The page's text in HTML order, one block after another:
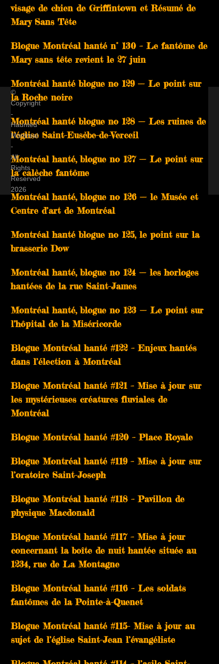
visage de chien de Griffintown et Résumé de
Mary Sans Tête
Blogue Montréal hanté n° 130 – Le fantôme de
Mary sans tête revient le 27 juin
Montréal hanté blogue no 129 — Le point sur
la Roche noire
Montréal hanté blogue no 128 — Les ruines de
l’église Saint-Eusèbe-de-Verceil
Montréal hanté, blogue no 127 — Le point sur
la calèche fantôme
Montréal hanté, blogue no 126 — le Musée et
Centre d’art de Montréal
Montréal hanté blogue no 125, le point sur la
brasserie Dow
Montréal hanté, blogue no 124 — les horloges
hantées de la rue Saint-James
Montréal hanté, blogue no 123 — Le point sur
l’hôpital de la Miséricorde
Blogue Montréal hanté #122 – Enjeux hantés
dans l’élection à Montréal
Blogue Montréal hanté #121 – Mise à jour sur
les mystérieuses créatures fluviales de
Montréal
Blogue Montréal hanté #120 – Place Royale
Blogue Montréal hanté #119 – Mise à jour sur
l’oratoire Saint-Joseph
Blogue Montréal hanté #118 – Pavillon de
physique Macdonald
Blogue Montréal hanté #117 – Mise à jour
concernant la boîte de nuit hantée située au
1234, rue de La Montagne
Blogue Montréal hanté #116 – Les soldats
fantômes de la Pointe-à-Quenet
Blogue Montréal hanté #115- Mise à jour au
sujet de l’église Saint-Jean l’évangéliste
©
Copyright
-
Haunted
Montreal
-
All
Rights
Reserved
2026